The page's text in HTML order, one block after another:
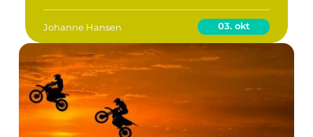
Johanne Hansen 03. okt